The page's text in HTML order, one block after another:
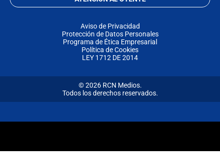
Aviso de Privacidad
Protección de Datos Personales
Programa de Ética Empresarial
Política de Cookies
LEY 1712 DE 2014
© 2026 RCN Medios.
Todos los derechos reservados.